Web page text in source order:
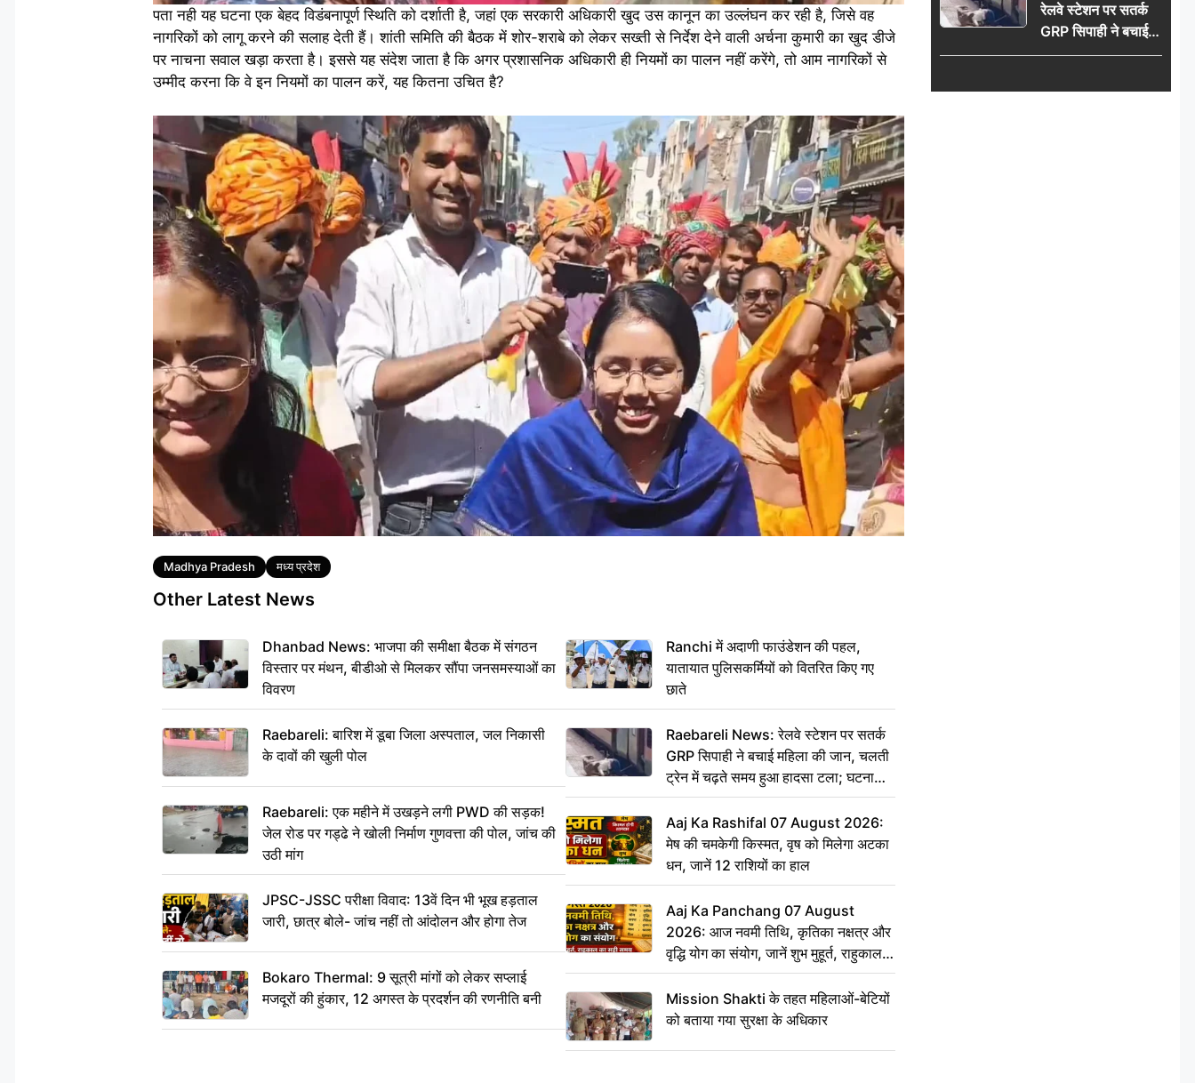
पता नही यह घटना एक बेहद विडंबनापूर्ण स्थिति को दर्शाती है, जहां एक सरकारी अधिकारी खुद उस कानून का उल्लंघन कर रही है, जिसे वह
नागरिकों को लागू करने की सलाह देती हैं। शांती समिति की बैठक में शोर-शराबे को लेकर सख्ती से निर्देश देने वाली अर्चना कुमारी का खुद डीजे
पर नाचना सवाल खड़ा करता है। इससे यह संदेश जाता है कि अगर प्रशासनिक अधिकारी ही नियमों का पालन नहीं करेंगे, तो आम नागरिकों से
उम्मीद करना कि वे इन नियमों का पालन करें, यह कितना उचित है?
Tags
Madhya Pradesh मध्य प्रदेश
Other Latest News
Dhanbad News: भाजपा की समीक्षा बैठक में संगठन
विस्तार पर मंथन, बीडीओ से मिलकर सौंपा जनसमस्याओं का
विवरण
Raebareli: बारिश में डूबा जिला अस्पताल, जल निकासी
के दावों की खुली पोल
Raebareli: एक महीने में उखड़ने लगी PWD की सड़क!
जेल रोड पर गड्ढे ने खोली निर्माण गुणवत्ता की पोल, जांच की
उठी मांग
JPSC-JSSC परीक्षा विवाद: 13वें दिन भी भूख हड़ताल
जारी, छात्र बोले- जांच नहीं तो आंदोलन और होगा तेज
Bokaro Thermal: 9 सूत्री मांगों को लेकर सप्लाई
मजदूरों की हुंकार, 12 अगस्त के प्रदर्शन की रणनीति बनी
Ranchi में अदाणी फाउंडेशन की पहल,
यातायात पुलिसकर्मियों को वितरित किए गए
छाते
Raebareli News: रेलवे स्टेशन पर सतर्क
GRP सिपाही ने बचाई महिला की जान, चलती
ट्रेन में चढ़ते समय हुआ हादसा टला; घटना
CCTV में कैद
Aaj Ka Rashifal 07 August 2026:
मेष की चमकेगी किस्मत, वृष को मिलेगा अटका
धन, जानें 12 राशियों का हाल
Aaj Ka Panchang 07 August
2026: आज नवमी तिथि, कृतिका नक्षत्र और
वृद्धि योग का संयोग, जानें शुभ मुहूर्त, राहुकाल
का सही समय
Mission Shakti के तहत महिलाओं-बेटियों
को बताया गया सुरक्षा के अधिकार
रेलवे स्टेशन पर सतर्क
GRP सिपाही ने बचाई
महिला की जान, चलती
हादसा टला; घटना